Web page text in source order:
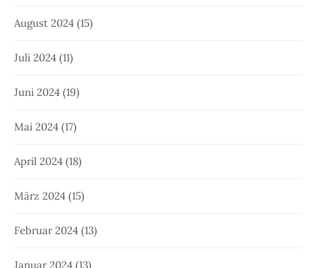
August 2024 (15)
Juli 2024 (11)
Juni 2024 (19)
Mai 2024 (17)
April 2024 (18)
März 2024 (15)
Februar 2024 (13)
Januar 2024 (13)